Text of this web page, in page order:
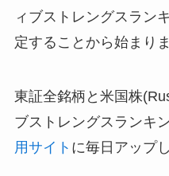
ィブストレングスラン
定することから始まりま
東証全銘柄と米国株
ブストレングスランキ
用サイト に毎日アップ